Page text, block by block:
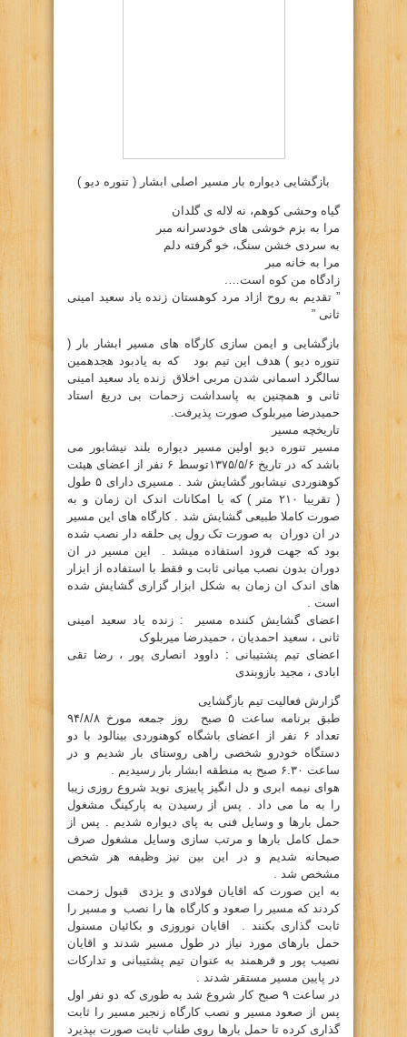
بازگشایی دیواره بار مسیر اصلی ابشار ( تنوره دیو )
گیاه وحشی کوهم، نه لاله ی گلدان
مرا به بزم خوشی های خودسرانه مبر
به سردی خشن سنگ، خو گرفته دلم
مرا به خانه مبر
زادگاه من کوه است….
” تقدیم به روح ازاد مرد کوهستان زنده یاد سعید امینی
ثانی ”
بازگشایی و ایمن سازی کارگاه های مسیر ابشار بار (
تنوره دیو ) هدف این تیم بود که به یادبود هجدهمین
سالگرد اسمانی شدن مربی اخلاق زنده یاد سعید امینی
ثانی و همچنین به پاسداشت زحمات بی دریغ استاد
حمیدرضا میربلوک صورت پذیرفت.
تاریخچه مسیر
مسیر تنوره دیو اولین مسیر دیواره بلند نیشابور می
باشد که در تاریخ ۱۳۷۵/۵/۶توسط ۶ نفر از اعضای هیئت
کوهنوردی نیشابور گشایش شد . مسیری دارای ۵ طول
( تقریبا ۲۱۰ متر ) که با امکانات اندک ان زمان و به
صورت کاملا طبیعی گشایش شد . کارگاه های این مسیر
در ان دوران به صورت تک رول پی حلقه دار نصب شده
بود که جهت فرود استفاده میشد . این مسیر در ان
دوران بدون نصب میانی ثابت و فقط با استفاده از ابزار
های اندک ان زمان به شکل ابزار گزاری گشایش شده
است .
اعضای گشایش کننده مسیر : زنده یاد سعید امینی
ثانی ، سعید احمدیان ، حمیدرضا میربلوک
اعضای تیم پشتیبانی : داوود انصاری پور ، رضا تقی
ابادی ، مجید بازوبندی
گزارش فعالیت تیم بازگشایی
طبق برنامه ساعت ۵ صبح روز جمعه مورخ ۹۴/۸/۸
تعداد ۶ نفر از اعضای باشگاه کوهنوردی بینالود با دو
دستگاه خودرو شخصی راهی روستای بار شدیم و در
ساعت ۶.۳۰ صبح به منطقه ابشار بار رسیدیم .
هوای نیمه ابری و دل انگیز پاییزی نوید شروع روزی زیبا
را به ما می داد . پس از رسیدن به پارکینگ مشغول
حمل بارها و وسایل فنی به پای دیواره شدیم . پس از
حمل کامل بارها و مرتب سازی وسایل مشغول صرف
صبحانه شدیم و در این بین نیز وظیفه هر شخص
مشخص شد .
به این صورت که اقایان فولادی و یزدی قبول زحمت
کردند که مسیر را صعود و کارگاه ها را نصب و مسیر را
ثابت گذاری بکنند . اقایان نوروزی و بکائیان مسنول
حمل بارهای مورد نیاز در طول مسیر شدند و اقایان
نصیب پور و فرهمند به عنوان تیم پشتیبانی و تدارکات
در پایین مسیر مستقر شدند .
در ساعت ۹ صبح کار شروع شد به طوری که دو نفر اول
پس از صعود مسیر و نصب کارگاه زنجیر مسیر را ثابت
گذاری کرده تا حمل بارها روی طناب ثابت صورت بپذیرد